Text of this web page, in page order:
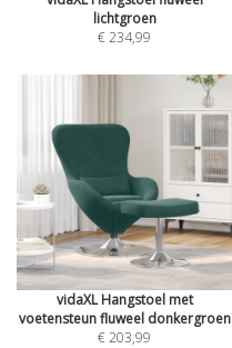
lichtgroen
€ 234,99
vidaXL Hangstoel met
voetensteun fluweel donkergroen
€ 203,99